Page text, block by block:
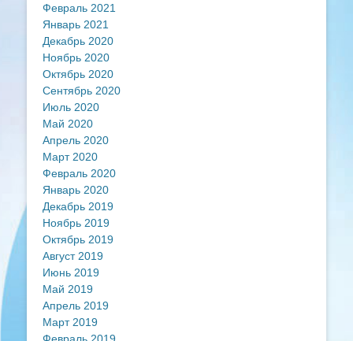
Февраль 2021
Январь 2021
Декабрь 2020
Ноябрь 2020
Октябрь 2020
Сентябрь 2020
Июль 2020
Май 2020
Апрель 2020
Март 2020
Февраль 2020
Январь 2020
Декабрь 2019
Ноябрь 2019
Октябрь 2019
Август 2019
Июнь 2019
Май 2019
Апрель 2019
Март 2019